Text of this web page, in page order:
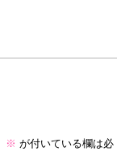
※ が付いている欄は必